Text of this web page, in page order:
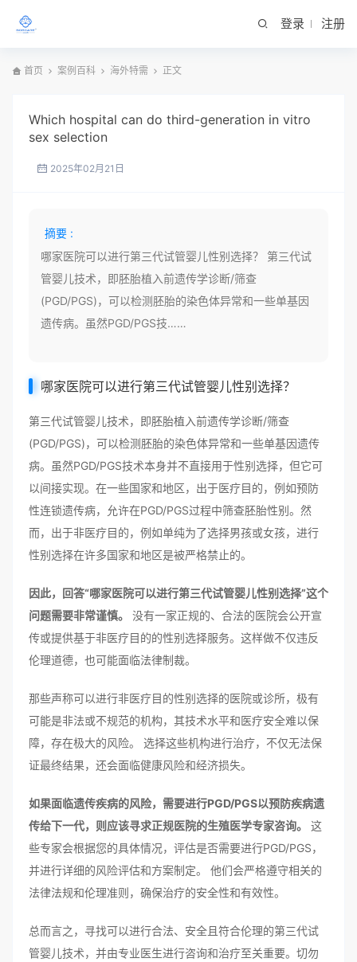
登录 注册
首页 案例百科 海外特需 正文
Which hospital can do third-generation in vitro
sex selection
2025年02月21日
摘要 :
哪家医院可以进行第三代试管婴儿性别选择？ 第三代试
管婴儿技术，即胚胎植入前遗传学诊断/筛查
(PGD/PGS)，可以检测胚胎的染色体异常和一些单基因
遗传病。虽然PGD/PGS技……
哪家医院可以进行第三代试管婴儿性别选择？
第三代试管婴儿技术，即胚胎植入前遗传学诊断/筛查
(PGD/PGS)，可以检测胚胎的染色体异常和一些单基因遗传
病。虽然PGD/PGS技术本身并不直接用于性别选择，但它可
以间接实现。在一些国家和地区，出于医疗目的，例如预防
性连锁遗传病，允许在PGD/PGS过程中筛查胚胎性别。然
而，出于非医疗目的，例如单纯为了选择男孩或女孩，进行
性别选择在许多国家和地区是被严格禁止的。
因此，回答“哪家医院可以进行第三代试管婴儿性别选择”这个
问题需要非常谨慎。
没有一家正规的、合法的医院会公开宣
传或提供基于非医疗目的的性别选择服务。这样做不仅违反
伦理道德，也可能面临法律制裁。
那些声称可以进行非医疗目的性别选择的医院或诊所，极有
可能是非法或不规范的机构，其技术水平和医疗安全难以保
障，存在极大的风险。 选择这些机构进行治疗，不仅无法保
证最终结果，还会面临健康风险和经济损失。
如果面临遗传疾病的风险，需要进行PGD/PGS以预防疾病遗
传给下一代，则应该寻求正规医院的生殖医学专家咨询。
这
些专家会根据您的具体情况，评估是否需要进行PGD/PGS，
并进行详细的风险评估和方案制定。 他们会严格遵守相关的
法律法规和伦理准则，确保治疗的安全性和有效性。
总而言之，寻找可以进行合法、安全且符合伦理的第三代试
管婴儿技术，并由专业医生进行咨询和治疗至关重要。切勿